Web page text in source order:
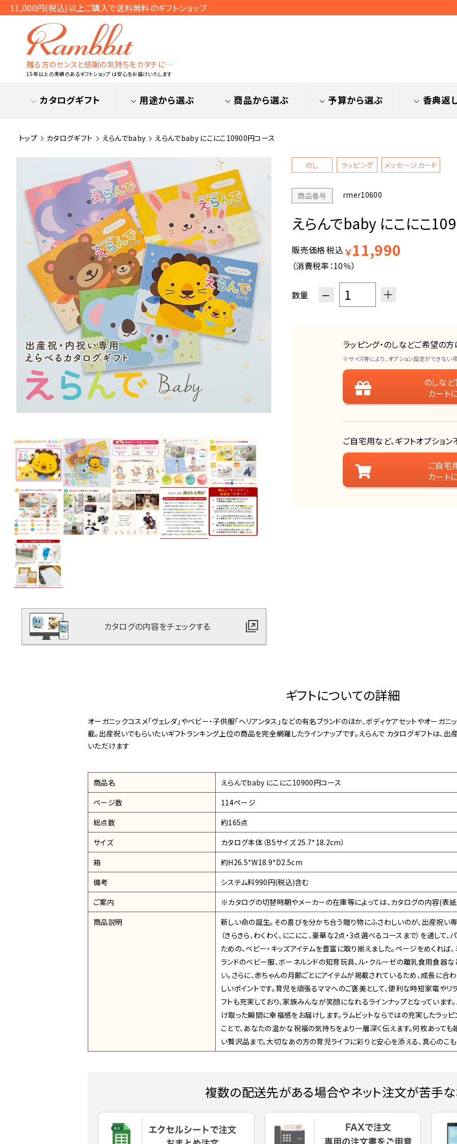
11,000円(税込)以上ご購入で送料無料のギフトショップ
贈る方のセンスと感謝の気持ちをカタチに…
15年以上の実績のあるギフトショップ は安心をお届けいたします
カタログギフト 用途から選ぶ 商品から選ぶ 予算から選ぶ 香典返
トップ カタログギフト えらんでbaby えらんでbaby にこにこ10900円コース
カタログの内容をチェックする
のし ラッピング メッセージカード
商品番号 rmer10600
えらんでbaby にこにこ
販売価格税込 ￥11,990
（消費税率：10％）
数量 − ＋
ラッピング・のしなどご希望の
※サイズ等により、オプション設定ができない
のしなど
カート
ご自宅用など、ギフトオプショ
ご自宅
カート
ギフトについての詳細
オーガニックコスメ「ヴェレダ」やベビー・子供服「ヘリアンタス」などの有名ブランドのほか、ボディケアセットやオーガ
載。出産祝いでもらいたいギフトランキング上位の商品を完全網羅したラインナップです。えらんで カタログギフトは、出
いただけます
商品名
えらんでbaby にこにこ10900円コース
ページ数
114ページ
総点数
約165点
サイズ
カタログ本体（B5サイズ 25.7*18.2cm）
箱
約H26.5*W18.9*D2.5cm
備考
システム料990円(税込)含む
ご案内
※カタログの切替時期やメーカーの在庫等によっては、カタログの内容(表紙
商品説明
新しい命の誕生。その喜びを分かち合う贈り物にふさわしいのが、出産祝い専
（きらきら、わくわく、にこにこ、豪華な2点・3点選べるコースまで）を通して、
ための、ベビー・キッズアイテムを豊富に取り揃えました。ページをめくれば
ランドのベビー服、ボーネルンドの知育玩具、ル・クルーゼの離乳食用食器
い。さらに、赤ちゃんの月齢ごとにアイテムが掲載されているため、成長に合
しいポイントです。育児を頑張るママへのご褒美として、便利な時短家電やリ
フトも充実しており、家族みんなが笑顔になれるラインナップとなっています
け取った瞬間に幸福感をお届けします。ラムビットならではの充実したラッ
ことで、あなたの温かな祝福の気持ちをより一層深く伝えます。何枚あって
い贅沢品まで。大切なあの方の育児ライフに彩りと安心を添える、真心のこも
複数の配送先がある場合やネット注文が苦手